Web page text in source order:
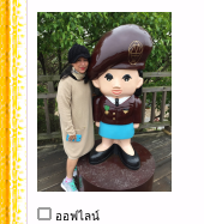
ออฟไลน์